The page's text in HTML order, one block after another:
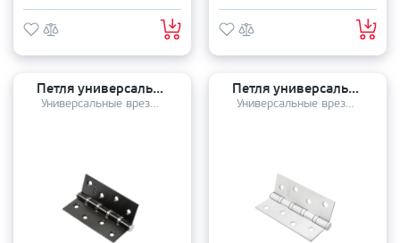
Петля универсальная RENZ (100*75*2.5) 100-4BB FH B/CP
Универсальные врезные петли
Петля универсальная PUERTO 100-4S 100*75*2,5 SW
Универсальные врезные петли